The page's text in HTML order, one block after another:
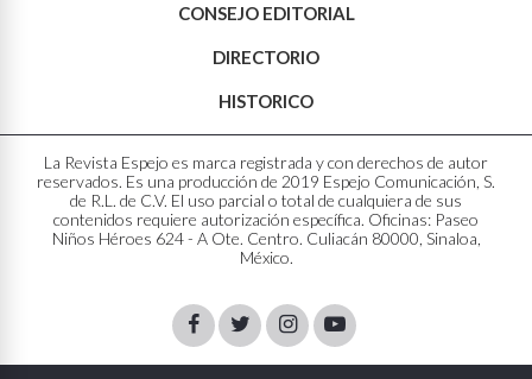
CONSEJO EDITORIAL
DIRECTORIO
HISTORICO
La Revista Espejo es marca registrada y con derechos de autor
reservados. Es una producción de 2019 Espejo Comunicación, S.
de R.L. de C.V. El uso parcial o total de cualquiera de sus
contenidos requiere autorización específica. Oficinas: Paseo
Niños Héroes 624 - A Ote. Centro. Culiacán 80000, Sinaloa,
México.
FacebookTwitterInstagram
Youtube